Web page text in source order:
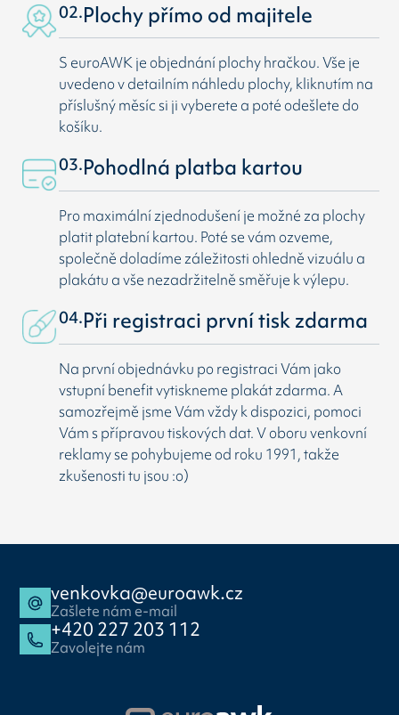
02.Plochy přímo od majitele
S euroAWK je objednání plochy hračkou. Vše je
uvedeno v detailním náhledu plochy, kliknutím na
příslušný měsíc si ji vyberete a poté odešlete do
košíku.
03.Pohodlná platba kartou
Pro maximální zjednodušení je možné za plochy
platit platební kartou. Poté se vám ozveme,
společně doladíme záležitosti ohledně vizuálu a
plakátu a vše nezadržitelně směřuje k výlepu.
04.Při registraci první tisk zdarma
Na první objednávku po registraci Vám jako
vstupní benefit vytiskneme plakát zdarma. A
samozřejmě jsme Vám vždy k dispozici, pomoci
Vám s přípravou tiskových dat. V oboru venkovní
reklamy se pohybujeme od roku 1991, takže
zkušenosti tu jsou :o)
venkovka@euroawk.cz
Zašlete nám e-mail
+420 227 203 112
Zavolejte nám